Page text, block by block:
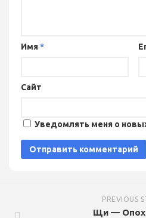
Имя*
Сайт
Уведомлять меня о
PREVIOUS
Щи —